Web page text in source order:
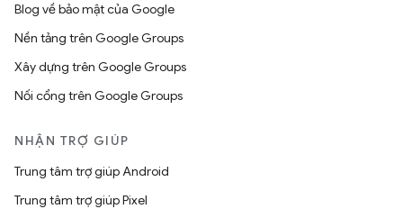
Blog về bảo mật của Google
Nền tảng trên Google Groups
Xây dựng trên Google Groups
Nối cổng trên Google Groups
NHẬN TRỢ GIÚP
Trung tâm trợ giúp Android
Trung tâm trợ giúp Pixel